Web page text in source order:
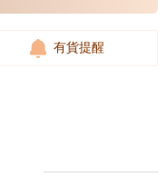
有貨提醒